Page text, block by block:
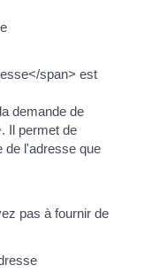
span> est
demande de
Il permet de
de l'adresse que
pas à fournir de